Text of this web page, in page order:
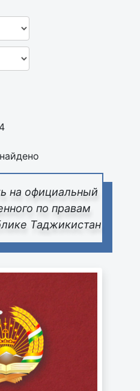
на официальный
по правам
Таджикистан